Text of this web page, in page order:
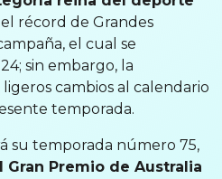
récord de Grandes
el cual se
sin embargo, la
cambios al calendario
temporada.
su temporada número 75,
Gran Premio de Australia